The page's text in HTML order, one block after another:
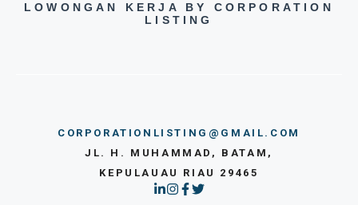
LOWONGAN KERJA BY CORPORATION
LISTING
CORPORATIONLISTING@GMAIL.COM
JL. H. MUHAMMAD, BATAM,
KEPULAUAU RIAU 29465